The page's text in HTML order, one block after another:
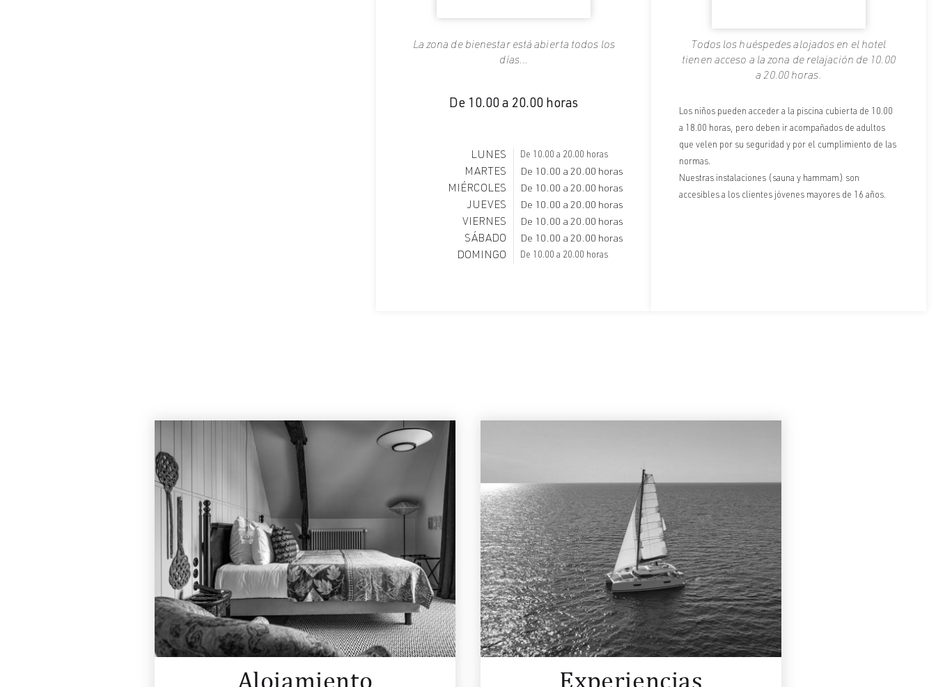
La zona de bienestar está abierta todos los
días...
De 10.00 a 20.00 horas
LUNES
MARTES
MIÉRCOLES
JUEVES
VIERNES
SÁBADO
DOMINGO
De 10.00 a 20.00 horas
De 10.00 a 20.00 horas
De 10.00 a 20.00 horas
De 10.00 a 20.00 horas
De 10.00 a 20.00 horas
De 10.00 a 20.00 horas
De 10.00 a 20.00 horas
Todos los huéspedes alojados en el hotel
tienen acceso a la zona de relajación de 10.00
a 20.00 horas.
Los niños pueden acceder a la piscina cubierta de 10.00
a 18.00 horas, pero deben ir acompañados de adultos
que velen por su seguridad y por el cumplimiento de las
normas.
Nuestras instalaciones (sauna y hammam) son
accesibles a los clientes jóvenes mayores de 16 años.
Alojamiento Experiencias